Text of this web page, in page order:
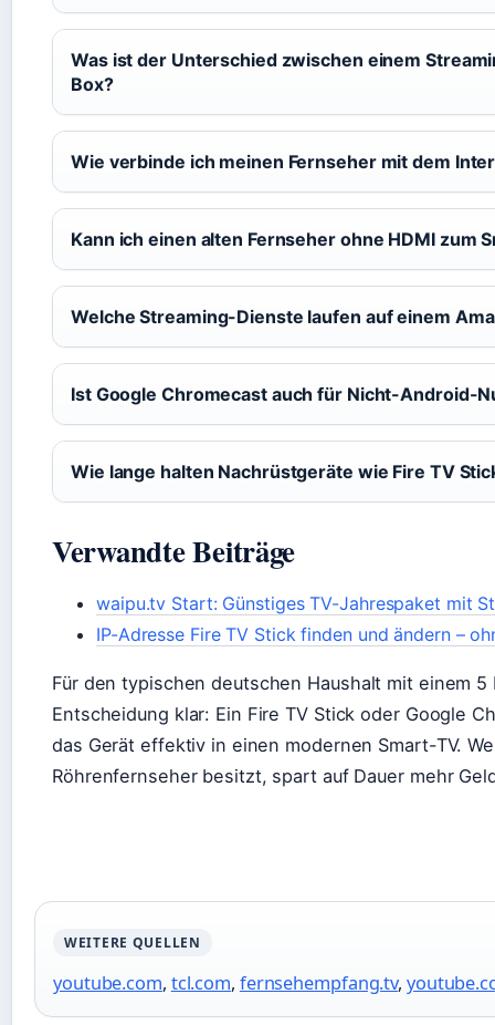
Was ist der Unterschied zwischen einem
Box?
Wie verbinde ich meinen Fernseher mit dem
Kann ich einen alten Fernseher ohne HDMI zum
Welche Streaming-Dienste laufen auf einem
Ist Google Chromecast auch für Nicht-Android-
Wie lange halten Nachrüstgeräte wie Fire TV
Verwandte Beiträge
waipu.tv Start: Günstiges TV-Jahrespaket mit
IP-Adresse Fire TV Stick finden und ändern –
Für den typischen deutschen Haushalt mit einem
Entscheidung klar: Ein Fire TV Stick oder Google
das Gerät effektiv in einen modernen Smart-TV.
Röhrenfernseher besitzt, spart auf Dauer mehr
WEITERE QUELLEN
youtube.com, tcl.com, fernsehempfang.tv,